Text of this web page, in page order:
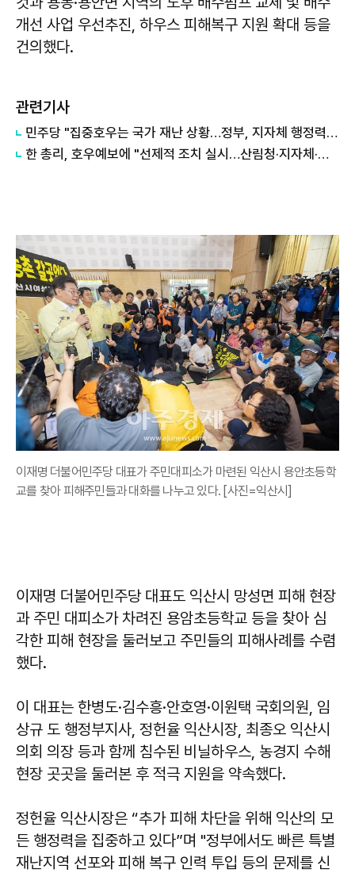
개선 사업 우선추진, 하우스 피해복구 지원 확대 등을
건의했다.
관련기사
민주당 "집중호우는 국가 재난 상황…정부, 지자체 행정력 총동원해야"
한 총리, 호우예보에 "선제적 조치 실시…산림청·지자체·군경 총동원"
이재명 더불어민주당 대표가 주민대피소가 마련된 익산시 용안초등학
교를 찾아 피해주민들과 대화를 나누고 있다. [사진=익산시]
이재명 더불어민주당 대표도 익산시 망성면 피해 현장
과 주민 대피소가 차려진 용암초등학교 등을 찾아 심
각한 피해 현장을 둘러보고 주민들의 피해사례를 수렴
했다.
이 대표는 한병도·김수흥·안호영·이원택 국회의원, 임
상규 도 행정부지사, 정헌율 익산시장, 최종오 익산시
의회 의장 등과 함께 침수된 비닐하우스, 농경지 수해
현장 곳곳을 둘러본 후 적극 지원을 약속했다.
정헌율 익산시장은 “추가 피해 차단을 위해 익산의 모
든 행정력을 집중하고 있다”며 "정부에서도 빠른 특별
재난지역 선포와 피해 복구 인력 투입 등의 문제를 신